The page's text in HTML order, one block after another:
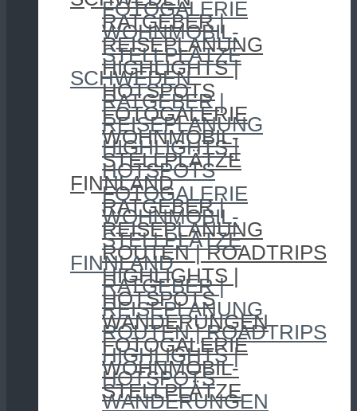
RATGEBER |
REISEPLANUNG
HIGHLIGHTS |
HOTSPOTS
FOTOGALERIE
WOHNMOBIL-
STELLPLÄTZE
FINNLAND
RATGEBER |
REISEPLANUNG
ROUTEN | ROADTRIPS
HIGHLIGHTS |
HOTSPOTS
WANDERUNGEN
FOTOGALERIE
WOHNMOBIL-
STELLPLÄTZE
FOTOGALERIE
WOHNMOBIL-
STELLPLÄTZE
SCHWEDEN
RATGEBER |
REISEPLANUNG
HIGHLIGHTS |
HOTSPOTS
FOTOGALERIE
WOHNMOBIL-
STELLPLÄTZE
FINNLAND
RATGEBER |
REISEPLANUNG
ROUTEN | ROADTRIPS
HIGHLIGHTS |
HOTSPOTS
WANDERUNGEN